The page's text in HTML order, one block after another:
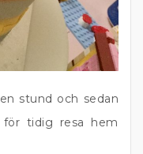
stund och sedan
tidig resa hem